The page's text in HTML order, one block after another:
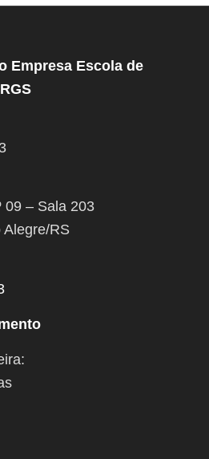
Empresa Escola de
09 – Sala 203
Alegre/RS